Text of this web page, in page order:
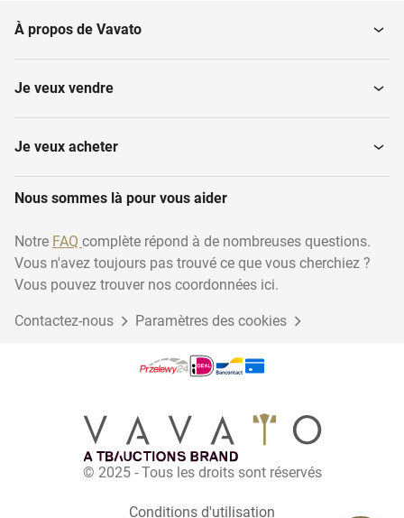
À propos de Vavato
Je veux vendre
Je veux acheter
Nous sommes là pour vous aider
Notre FAQ complète répond à de nombreuses questions.
Vous n'avez toujours pas trouvé ce que vous cherchiez ?
Vous pouvez trouver nos coordonnées ici.
Contactez-nous Paramètres des cookies
© 2025 - Tous les droits sont réservés
Conditions d'utilisation